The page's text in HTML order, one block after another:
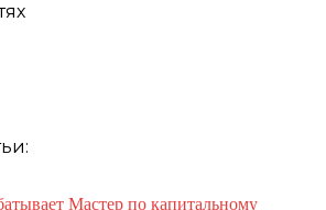
Мастер по капитальному